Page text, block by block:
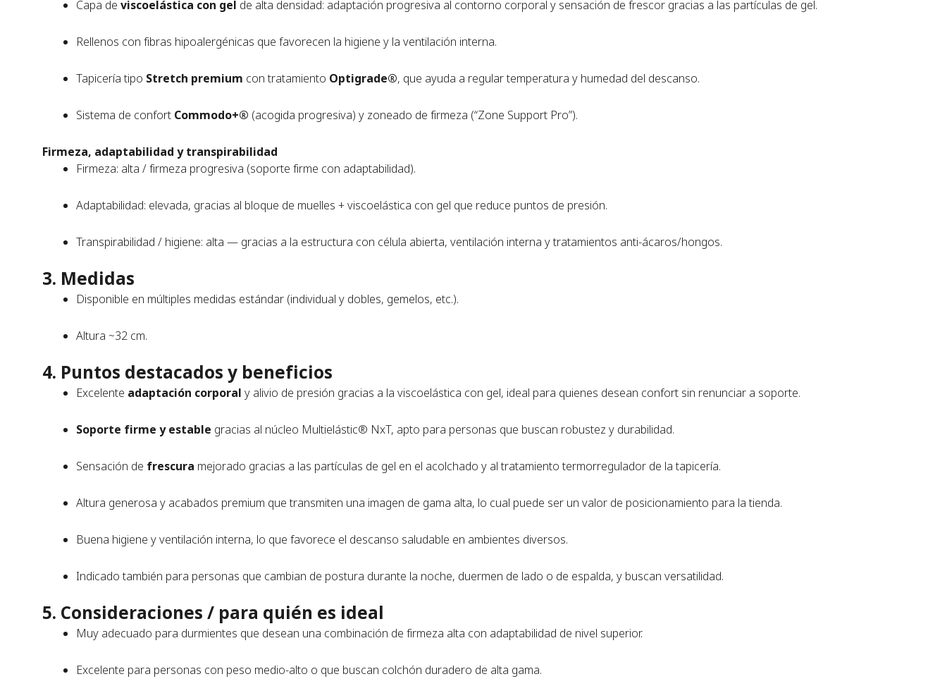
Capa de viscoelástica con gel de alta densidad: adaptación progresiva al contorno corporal y sensación de frescor gracias a las partículas de gel.
Rellenos con fibras hipoalergénicas que favorecen la higiene y la ventilación interna.
Tapicería tipo Stretch premium con tratamiento Optigrade®, que ayuda a regular temperatura y humedad del descanso.
Sistema de confort Commodo+® (acogida progresiva) y zoneado de firmeza (“Zone Support Pro”).
Firmeza, adaptabilidad y transpirabilidad
Firmeza: alta / firmeza progresiva (soporte firme con adaptabilidad).
Adaptabilidad: elevada, gracias al bloque de muelles + viscoelástica con gel que reduce puntos de presión.
Transpirabilidad / higiene: alta — gracias a la estructura con célula abierta, ventilación interna y tratamientos anti-ácaros/hongos.
3. Medidas
Disponible en múltiples medidas estándar (individual y dobles, gemelos, etc.).
Altura ~32 cm.
4. Puntos destacados y beneficios
Excelente adaptación corporal y alivio de presión gracias a la viscoelástica con gel, ideal para quienes desean confort sin renunciar a soporte.
Soporte firme y estable gracias al núcleo Multielástic® NxT, apto para personas que buscan robustez y durabilidad.
Sensación de frescura mejorado gracias a las partículas de gel en el acolchado y al tratamiento termorregulador de la tapicería.
Altura generosa y acabados premium que transmiten una imagen de gama alta, lo cual puede ser un valor de posicionamiento para la tienda.
Buena higiene y ventilación interna, lo que favorece el descanso saludable en ambientes diversos.
Indicado también para personas que cambian de postura durante la noche, duermen de lado o de espalda, y buscan versatilidad.
5. Consideraciones / para quién es ideal
Muy adecuado para durmientes que desean una combinación de firmeza alta con adaptabilidad de nivel superior.
Excelente para personas con peso medio-alto o que buscan colchón duradero de alta gama.